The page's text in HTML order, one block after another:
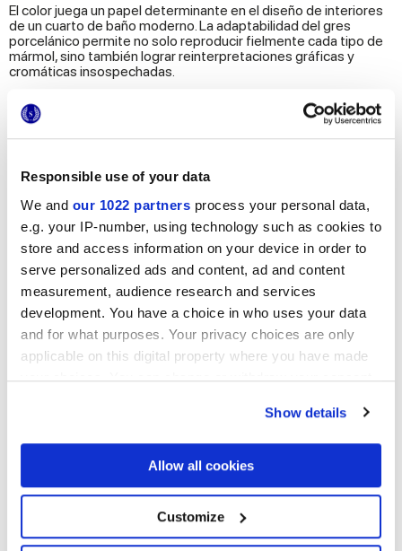
Responsible use of your data
We and our 1022 partners process your personal data,
e.g. your IP-number, using technology such as cookies to
store and access information on your device in order to
serve personalized ads and content, ad and content
measurement, audience research and services
development. You have a choice in who uses your data
and for what purposes. Your privacy choices are only
applicable on this digital property where you have made
your choices. You can change or withdraw your consent
If you allow, we would also like to:
Collect information about your geographical
location which can be accurate to within several
Identify your device by actively scanning it for
specific characteristics (fingerprinting)
Show details
Allow all cookies
Customize
El color juega un papel determinante en el diseño de interiores
de un cuarto de baño moderno. La adaptabilidad del gres
porcelánico permite no solo reproducir fielmente cada tipo de
mármol, sino también lograr reinterpretaciones gráficas y
cromáticas insospechadas.
La colecciónFoyer Royalen su varianteGreen Amapropone
escenográfico utilizado en muchas arquitecturas históricas
italianas.
El tono atrevido y las vetas atractivas se convierten en rasgos
distintivos de un cuarto de baño con carácter, que muestra
toda la originalidad y la elegancia del estilo italiano.